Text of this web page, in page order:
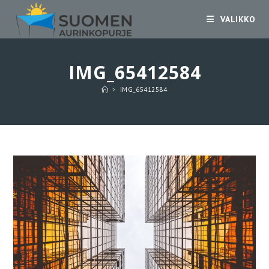
suoraan
sisältöön
VALIKKO
IMG_65412584
> IMG_65412584